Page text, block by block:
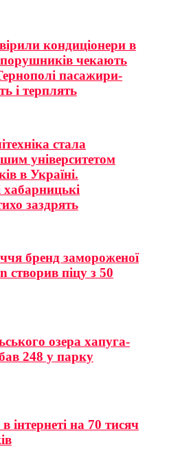
кондиціонери в
чекають
пасажири-
і терплять
стала
університетом
в Україні.
хабарницькі
заздрять
бренд замороженої
створив піцу з 50
озера хапуга-
248 у парку
інтернеті на 70 тисяч